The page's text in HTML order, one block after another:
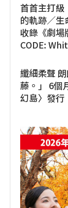
首首主打級
的軌跡／生
收錄《劇場
CODE:
纖細柔聲
藤。」 6個
幻島〉發行